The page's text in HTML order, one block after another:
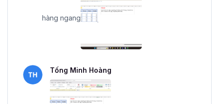
hàng ngang
Tống Minh Hoàng